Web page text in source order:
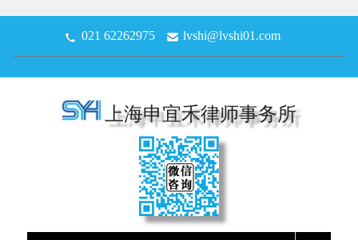
021 62262975 lvshi@lvshi01.com
上海申宜禾律师事务所